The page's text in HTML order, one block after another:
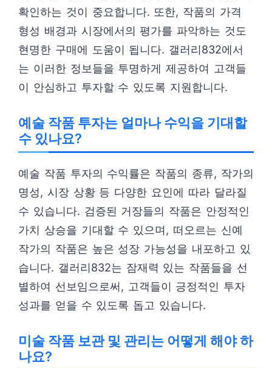
확인하는 것이 중요합니다. 또한, 작품의 가격
형성 배경과 시장에서의 평가를 파악하는 것도
현명한 구매에 도움이 됩니다. 갤러리832에서
는 이러한 정보들을 투명하게 제공하여 고객들
이 안심하고 투자할 수 있도록 지원합니다.
예술 작품 투자는 얼마나 수익을 기대할
수 있나요?
예술 작품 투자의 수익률은 작품의 종류, 작가의
명성, 시장 상황 등 다양한 요인에 따라 달라질
수 있습니다. 검증된 거장들의 작품은 안정적인
가치 상승을 기대할 수 있으며, 떠오르는 신예
작가의 작품은 높은 성장 가능성을 내포하고 있
습니다. 갤러리832는 잠재력 있는 작품들을 선
별하여 선보임으로써, 고객들이 긍정적인 투자
성과를 얻을 수 있도록 돕고 있습니다.
미술 작품 보관 및 관리는 어떻게 해야 하
나요?